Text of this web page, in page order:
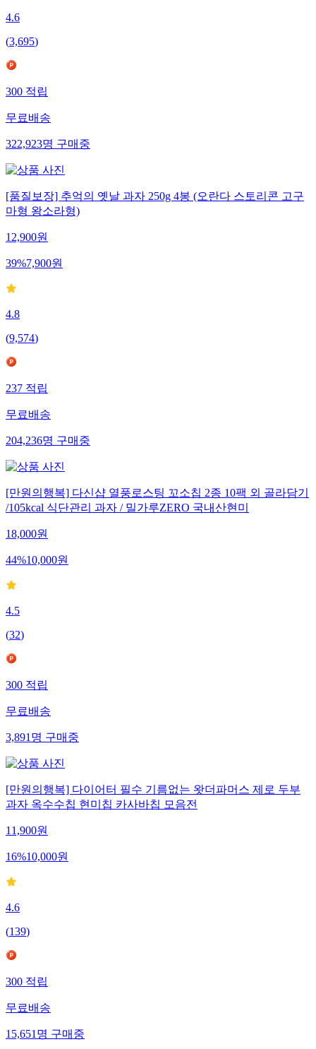
4.6
(3,695)
300 적립
무료배송
322,923명 구매중
[품질보장] 추억의 옛날 과자 250g 4봉 (오란다 스토리콘 고구
마형 왕소라형)
12,900원
39%7,900원
4.8
(9,574)
237 적립
무료배송
204,236명 구매중
[만원의행복] 다신샵 열풍로스팅 꼬소칩 2종 10팩 외 골라담기
/105kcal 식단관리 과자 / 밀가루ZERO 국내산현미
18,000원
44%10,000원
4.5
(32)
300 적립
무료배송
3,891 명 구매중
[만원의행복] 다이어터 필수 기름없는 왓더파머스 제로 두부
과자 옥수수칩 현미칩 카사바칩 모음전
11,900원
16%10,000원
4.6
(139)
300 적립
무료배송
15,651 명 구매중